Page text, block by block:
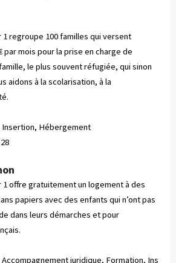
1 regroupe 100 familles qui versent
par mois pour la prise en charge de
le plus souvent réfugiée, qui sinon
aidons à la scolarisation, à la
Insertion, Hébergement
1 offre gratuitement un logement à des
papiers avec des enfants qui n’ont pas
dans leurs démarches et pour
Accompagnement juridique, Formation, Ins